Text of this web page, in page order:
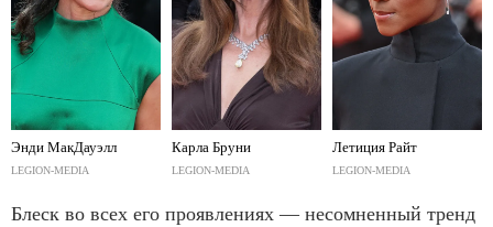
Энди МакДауэлл
LEGION-MEDIA
Карла Бруни
LEGION-MEDIA
Летиция Райт
LEGION-MEDIA
Блеск во всех его проявлениях — несомненный тренд